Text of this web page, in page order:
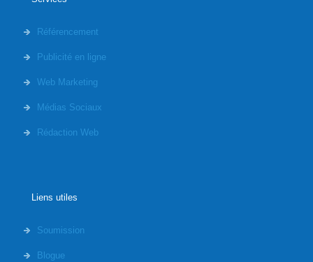
Référencement
Publicité en ligne
Web Marketing
Médias Sociaux
Rédaction Web
Liens utiles
Soumission
Blogue